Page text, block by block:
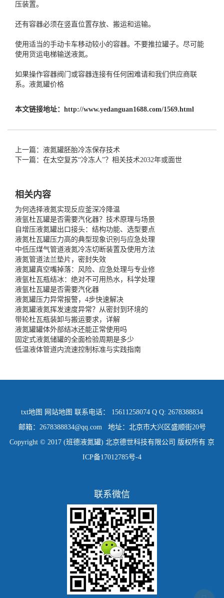
压装置。
还有容器必须在竖直位置存放、搬运和运输。
使用适当的手动卡车移动较小的容器。不要推拉罐子。尽可能
使用货运电梯输送液氮。
如果操作容器阀门或容器连接有任何困难请和我们供应商联
系。 液氮罐价格
本文链接地址： http://www.yedanguan1688.com/1569.html
上一篇：液氮罐胚胎冷冻保存技术
下一篇：在太空复苏“冷冻人”？相关技术2032年或面世
相关内容
为何选择液氮实现反应釜深冷降温
液氩杜瓦罐是否需要汽化器？技术原理与场景
自增压液氮罐出口接头：结构功能、选型要点
液氮杜瓦罐压力高的典型现象识别与应急处理
中低压煤气管道液氮冷冻切断装置及使用方法
液氮管道法兰垫片，密封失效
液氮罐真空嘴掉落：风险、应急处理与专业修
液氩杜瓦瓶结冰：绝对不可用热水，科学处理
液氩杜瓦罐是否需要汽化器
液氮罐压力异常报警，4步快速解决
液氮罐液氮挥发速度异常？从密封到环境的
带轮杜瓦瓶装卸与搬运要求，详解
液氮罐罐体外部结冰还能正常使用吗
固定式液氮储罐的全面检验周期是多少
低温液体管道内流速控制标准与实践指南
txt地图 网站地图 联系电话： 15611258074 Q Q: 2678388834
邮箱：2678388834@qq.com 地址：北京市大兴区盛顺街20号
Copyright © 2017 (班德液氮罐) 北京德世科技有限公司 版权所有 京
ICP备17012785号-4
联系微信